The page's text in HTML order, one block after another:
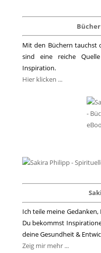
Mit den Büchern tauchst
sind eine reiche
Inspiration.
Hier klicken ...
Ich teile meine
Du bekommst
deine Gesundheit &
Zeig mir mehr ...